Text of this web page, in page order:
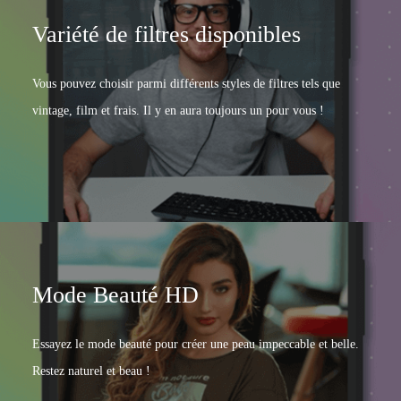
Variété de filtres disponibles
Vous pouvez choisir parmi différents styles de filtres tels que
vintage, film et frais. Il y en aura toujours un pour vous !
Mode Beauté HD
Essayez le mode beauté pour créer une peau impeccable et belle.
Restez naturel et beau !
À propos de nous
Contactez-nous
Devenir partenaire
CHOISISSEZ VOTRE LANGUE